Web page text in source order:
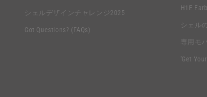
シェルデザインチャレンジ2025
Got Questions? (FAQs)
H1E
シェル
専用モ
'Get